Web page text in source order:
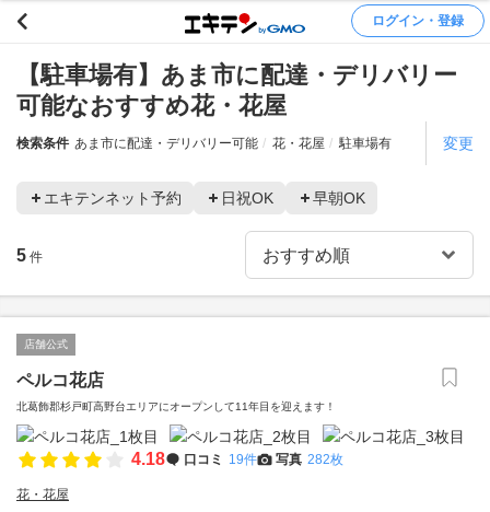
ログイン・登録
【駐車場有】あま市に配達・デリバリー
可能なおすすめ花・花屋
検索条件 あま市に配達・デリバリー可能 花・花屋 駐車場有 変更
エキテンネット予約 日祝OK 早朝OK
5 件
店舗公式
ペルコ花店
北葛飾郡杉戸町高野台エリアにオープンして11年目を迎えます！
4.18 口コミ 19件 写真 282枚
花・花屋